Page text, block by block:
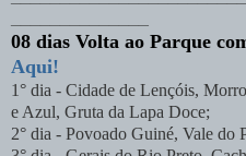
08 dias Volta ao Parque
Aqui!
1° dia - Cidade de Lençóis,
e Azul, Gruta da Lapa Doce;
2° dia - Povoado Guiné, Vale do